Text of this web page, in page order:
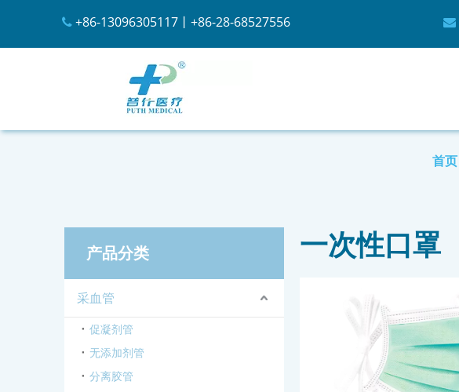
 +86-13096305117丨+86-28-68527556 
首页
产品分类
采血管
促凝剂管
无添加剂管
分离胶管
一次性口罩